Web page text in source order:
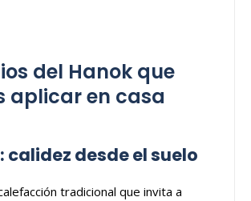
del Hanok que
aplicar en casa
calidez desde el suelo
tradicional que invita a